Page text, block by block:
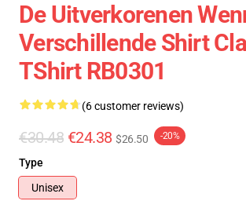
De Uitverkorenen
Verschillende Shirt
TShirt RB0301
(6 customer reviews)
€30.48 €24.38 $26.50 -20%
Type
Unisex